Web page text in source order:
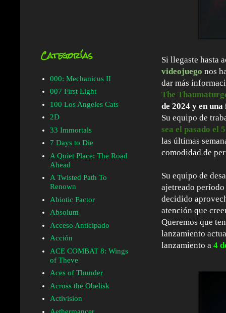
Si llegaste hasta
videojuego nos
dar más
The
de 2024 y en
Su equipo de
sea el pasado el
las últimas
comodidad de
Su equipo de
ajetreado
decidido
atención que
Queremos que
lanzamiento
lanzamiento a 4
Categorías
000: Mechanicus II
007 First Light
100 Los Angeles Cats
2D
33 Immortals
7 Days to Die
A Quiet Place: The Road
Ahead
A Twisted Path To
Renown
Abiotic Factor
Absolum
Acceso Anticipado
Acción
ACE COMBAT 8: Wings
of Theve
Aces of Thunder
Across the Obelisk
Activision
Aethermancer